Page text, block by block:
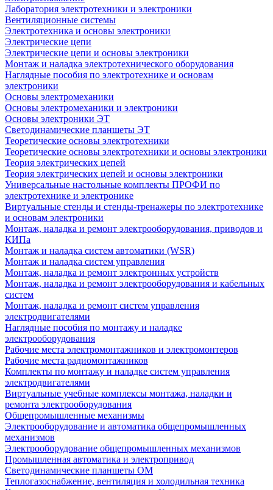
Лаборатория электротехники и электроники
Вентиляционные системы
Электротехника и основы электроники
Электрические цепи
Электрические цепи и основы электроники
Монтаж и наладка электротехнического оборудования
Наглядные пособия по электротехнике и основам
электроники
Основы электромеханики
Основы электромеханики и электроники
Основы электроники ЭТ
Светодинамические планшеты ЭТ
Теоретические основы электротехники
Теоретические основы электротехники и основы электроники
Теория электрических цепей
Теория электрических цепей и основы электроники
Универсальные настольные комплекты ПРОФИ по
электротехнике и электронике
Виртуальные стенды и стенды-тренажеры по электротехнике
и основам электроники
Монтаж, наладка и ремонт электрооборудования, приводов и
КИПа
Монтаж и наладка систем автоматики (WSR)
Монтаж и наладка систем управления
Монтаж, наладка и ремонт электронных устройств
Монтаж, наладка и ремонт электрооборудования и кабельных
систем
Монтаж, наладка и ремонт систем управления
электродвигателями
Наглядные пособия по монтажу и наладке
электрооборудования
Рабочие места электромонтажников и электромонтеров
Рабочие места радиомонтажников
Комплекты по монтажу и наладке систем управления
электродвигателями
Виртуальные учебные комплексы монтажа, наладки и
ремонта электрооборудования
Общепромышленные механизмы
Электрооборудование и автоматика общепромышленных
механизмов
Электрооборудование общепромышленных механизмов
Промышленная автоматика и электропривод
Светодинамические планшеты ОМ
Теплогазоснабжение, вентиляция и холодильная техника